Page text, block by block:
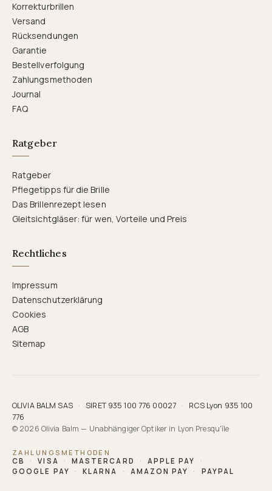
Korrekturbrillen
Versand
Rücksendungen
Garantie
Bestellverfolgung
Zahlungsmethoden
Journal
FAQ
Ratgeber
Ratgeber
Pflegetipps für die Brille
Das Brillenrezept lesen
Gleitsichtgläser: für wen, Vorteile und Preis
Rechtliches
Impressum
Datenschutzerklärung
Cookies
AGB
Sitemap
OLIVIA BALM SAS · SIRET 935 100 776 00027 ·
RCS Lyon 935 100
776
© 2026 Olivia Balm — Unabhängiger Optiker in Lyon Presqu'île
ZAHLUNGSMETHODEN
CB
· VISA · MASTERCARD · APPLE PAY
·
GOOGLE PAY
· KLARNA · AMAZON PAY · PAYPAL